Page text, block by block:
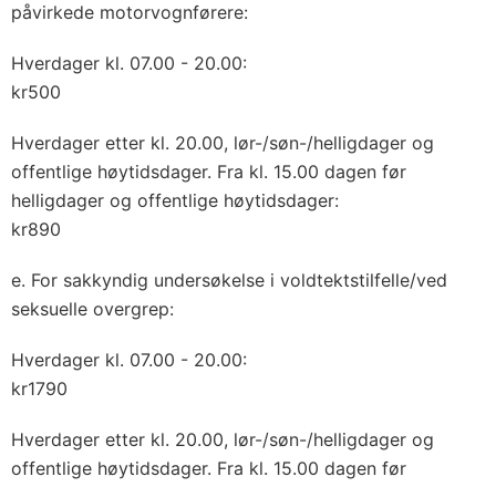
påvirkede motorvognførere:
Hverdager kl. 07.00 - 20.00:
kr500
Hverdager etter kl. 20.00, lør-/søn-/helligdager og
offentlige høytidsdager. Fra kl. 15.00 dagen før
helligdager og offentlige høytidsdager:
kr890
e. For sakkyndig undersøkelse i voldtektstilfelle/ved
seksuelle overgrep:
Hverdager kl. 07.00 - 20.00:
kr1790
Hverdager etter kl. 20.00, lør-/søn-/helligdager og
offentlige høytidsdager. Fra kl. 15.00 dagen før